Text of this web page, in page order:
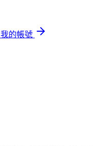
我的帳號